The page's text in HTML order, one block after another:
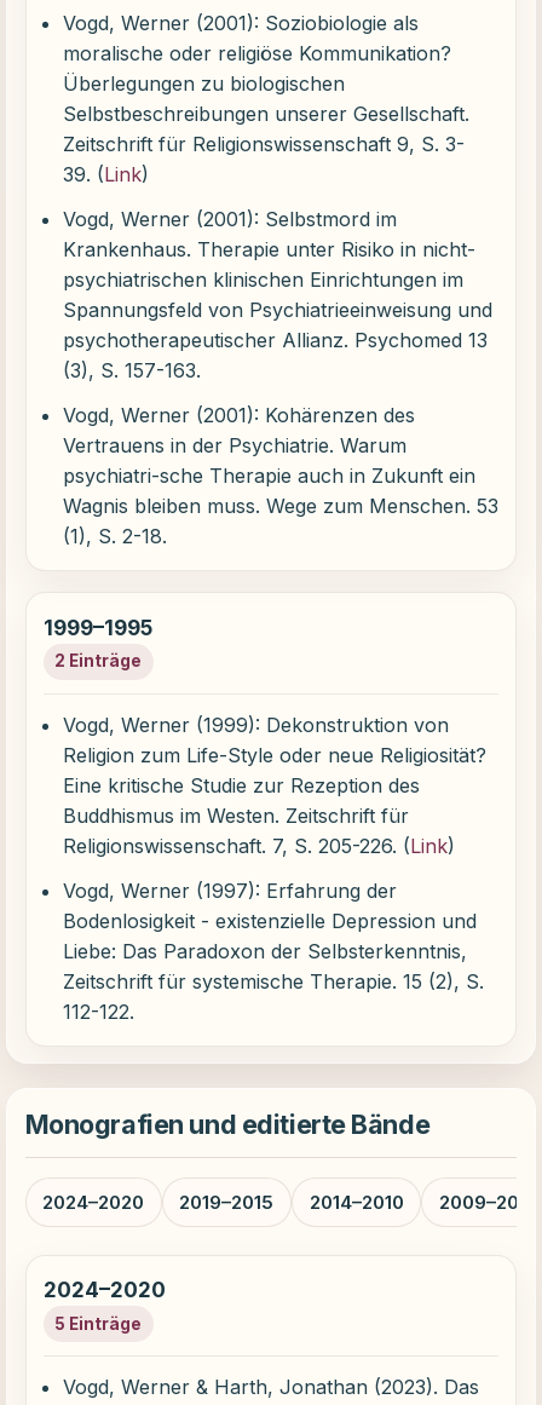
Vogd, Werner (2001): Soziobiologie als
moralische oder religiöse Kommunikation?
Überlegungen zu biologischen
Selbstbeschreibungen unserer Gesellschaft.
Zeitschrift für Religionswissenschaft 9, S. 3-
39. (Link)
Vogd, Werner (2001): Selbstmord im
Krankenhaus. Therapie unter Risiko in nicht-
psychiatrischen klinischen Einrichtungen im
Spannungsfeld von Psychiatrieeinweisung und
psychotherapeutischer Allianz. Psychomed 13
(3), S. 157-163.
Vogd, Werner (2001): Kohärenzen des
Vertrauens in der Psychiatrie. Warum
psychiatri-sche Therapie auch in Zukunft ein
Wagnis bleiben muss. Wege zum Menschen. 53
(1), S. 2-18.
1999–1995
2 Einträge
Vogd, Werner (1999): Dekonstruktion von
Religion zum Life-Style oder neue Religiosität?
Eine kritische Studie zur Rezeption des
Buddhismus im Westen. Zeitschrift für
Religionswissenschaft. 7, S. 205-226. (Link)
Vogd, Werner (1997): Erfahrung der
Bodenlosigkeit - existenzielle Depression und
Liebe: Das Paradoxon der Selbsterkenntnis,
Zeitschrift für systemische Therapie. 15 (2), S.
112-122.
Monografien und editierte Bände
2024–2020 2019–2015 2014–2010 2009–2005
2024–2020
5 Einträge
Vogd, Werner & Harth, Jonathan (2023). Das